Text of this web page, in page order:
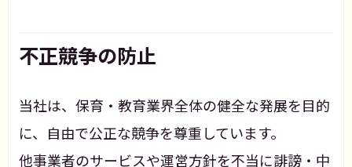
不正競争の防止
当社は、保育・教育業界全体の健全な発展を目的
に、自由で公正な競争を尊重しています。
他事業者のサービスや運営方針を不当に誹謗・中